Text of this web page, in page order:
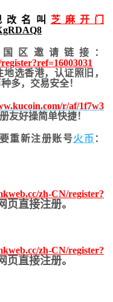
名叫 芝麻开门
国区邀请链接：
地选香港，认证照旧，
多，交易安全！
r/af/1f7w3
友好操简单快捷！
重新注册账号火币 ：
zh-CN/register?
页直接注册。
zh-CN/register?
页直接注册。